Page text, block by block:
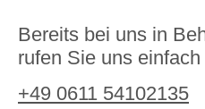
Bereits bei uns in
rufen Sie uns einfach
+49 0611 54102135